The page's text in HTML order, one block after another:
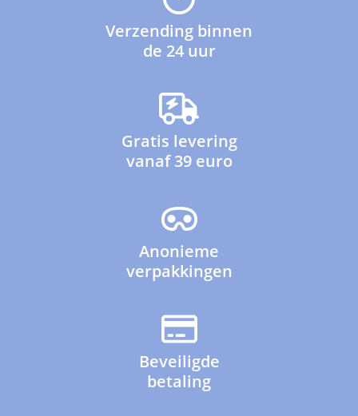
Verzending binnen
de 24 uur
Gratis levering
vanaf 39 euro
Anonieme
verpakkingen
Beveiligde
betaling